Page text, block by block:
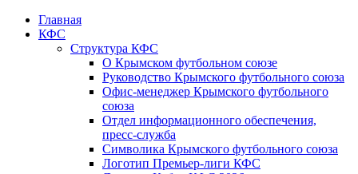
Главная
КФС
Структура КФС
О Крымском футбольном союзе
Руководство Крымского футбольного союза
Офис-менеджер Крымского футбольного
союза
Отдел информационного обеспечения,
пресс-служба
Символика Крымского футбольного союза
Логотип Премьер-лиги КФС